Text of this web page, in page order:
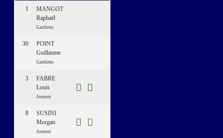
1
MANGOT
Raphaël
Gardiens
30
POINT
Guillaume
Gardiens
3
FABRE
Louis
Joueurs
8
SUSINI
Morgan
Joueurs